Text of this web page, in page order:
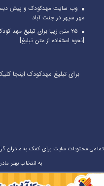
وب سایت مهدکودک و پیش
مهر سپهر در جنت آباد
۲۵ متن زیبا برای تبلیغ مهد
[نحوه استفاده از متن تبلیغ]
برای تبلیغ مهدکودک اینجا
تمامی محتویات سایت برای کمک به مادران
به انتخاب بهتر